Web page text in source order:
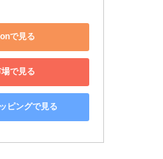
で見る
で見る
ピングで見る